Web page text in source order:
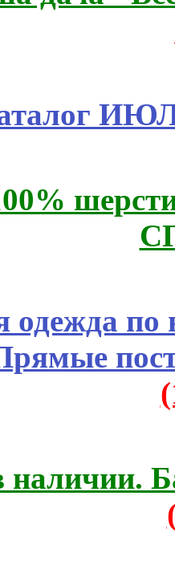
одежда
наличии.